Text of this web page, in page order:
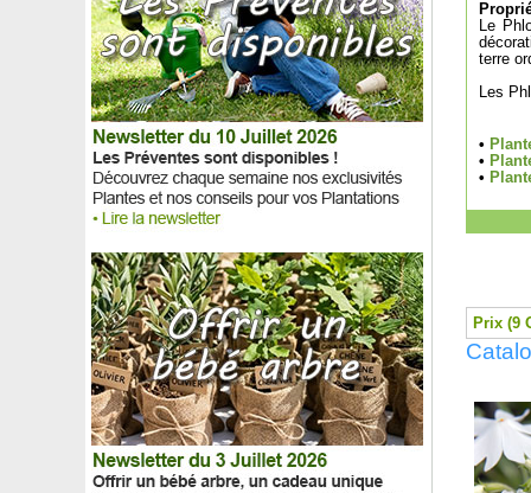
Pin pleureur de l'Himalaya
Pin radiata, Pin de Monterey
Pin rouge du Japon
Pin sylvestre
Pin taeda, Pin à encens
Pin thunbergii
Pin Weymouth
Pin Wollemi
Pistachier
Pistachier lentisque
Pittospore à petites feuilles panachées
Pittospore du Japon
Pittospore du Japon nain
Pivoine 'Albert Crousse'
Pivoine 'Aztec'
Pivoine blanche
Pivoine 'Blush Queen'
Pivoine 'Bowl of Beauty'
Pivoine 'Felix Crousse'
Pivoine 'Felix Supreme'
Le
terre
Les
•
•
•
Prix (9